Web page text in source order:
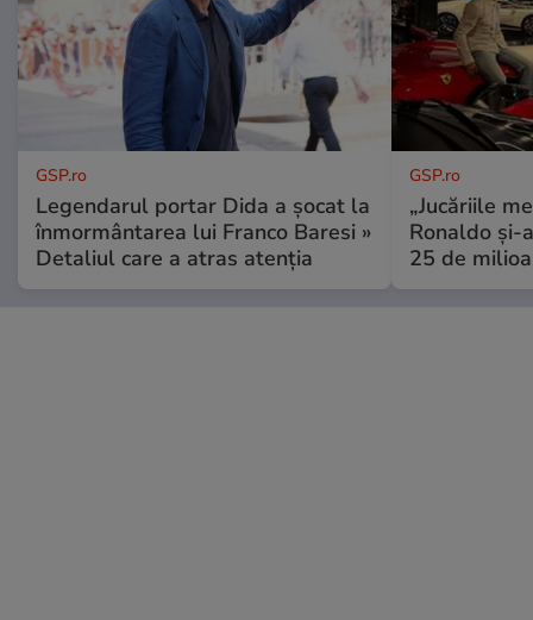
GSP.ro
Legendarul portar Dida a șocat la
înmormântarea lui Franco Baresi »
Detaliul care a atras atenția
GSP.ro
„Jucăriile
Ronaldo și-
25 de